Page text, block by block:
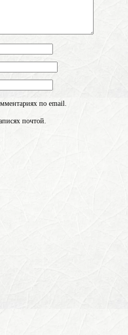
по email.
почтой.